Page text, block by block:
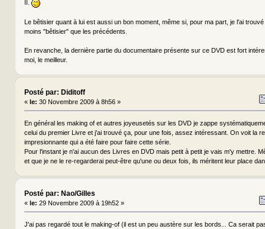
Le bêtisier quant à lui est aussi un bon moment, même si, pour ma part, je l'ai
moins "bêtisier" que les précédents.
En revanche, la dernière partie du documentaire présente sur ce DVD est fort
moi, le meilleur.
Posté par: Diditoff
« le: 30 Novembre 2009 à 8h56 »
En général les making of et autres joyeusetés sur les DVD je zappe
celui du premier Livre et j'ai trouvé ça, pour une fois, assez intéressant. On voit la
impresionnante qui a été faire pour faire cette série.
Pour l'instant je n'ai aucun des Livres en DVD mais petit à petit je vais m'y mettre.
et que je ne le re-regarderai peut-être qu'une ou deux fois, ils méritent leur place
Posté par: Nao/Gilles
« le: 29 Novembre 2009 à 19h52 »
J'ai pas regardé tout le making-of (il est un peu austère sur les bords... Ca serait